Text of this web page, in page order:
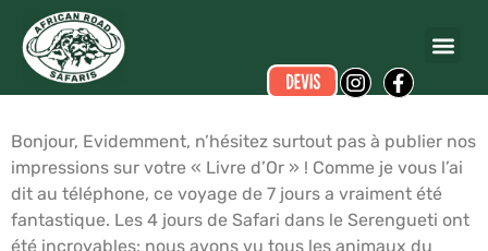
Romain GALGANI
Dates du voyage : du 04/03/2016 au 11/03/2016
Bonjour, Evidemment, n’hésitez surtout pas à publier nos
impressions sur votre « Livre d’Or » ! Comme je vous l’ai
dit au téléphone, ce voyage de 7 jours a vraiment été
fantastique. Les 4 jours de Safari dans le Serengueti ont
été incroyables: nous avons vu tous les animaux du